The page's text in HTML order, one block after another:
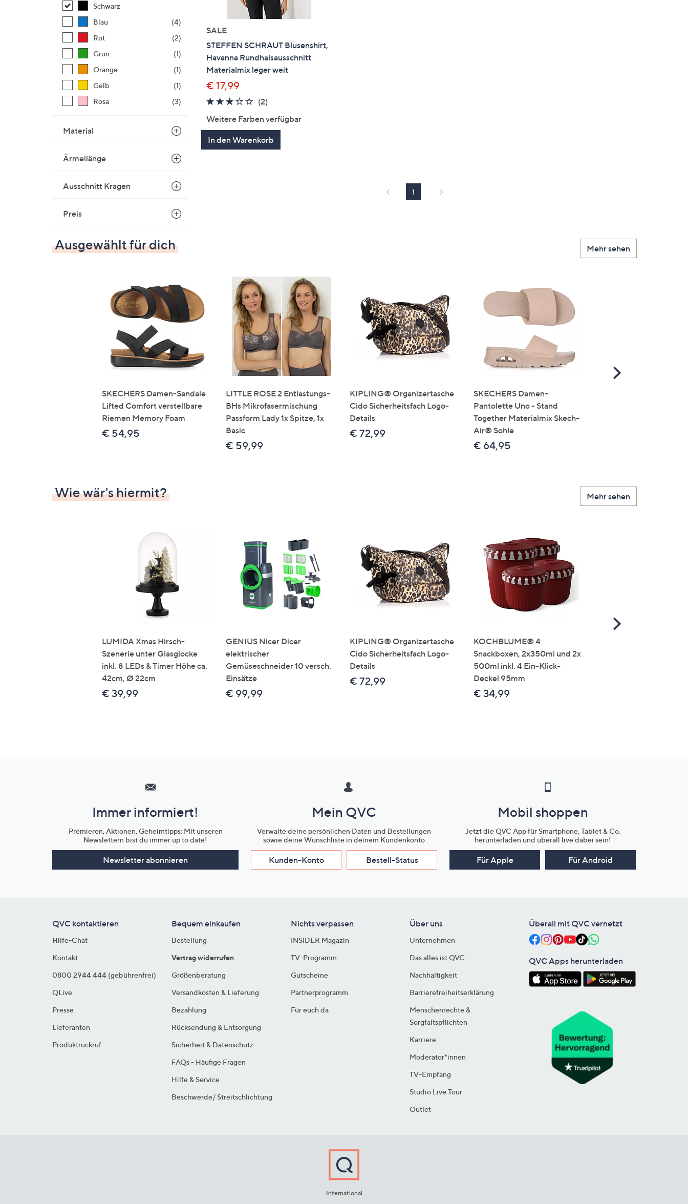
Schwarz
Blau
(4)
Rot
(2)
Grün
(1)
Orange
(1)
Gelb
(1)
Rosa
(3)
Material
Ärmellänge
Ausschnitt Kragen
Preis
SALE
STEFFEN SCHRAUT Blusenshirt,
Havanna Rundhalsausschnitt
Materialmix leger weit
€ 17,99
3.0
(2)2
Weitere Farben verfügbar
In den Warenkorb
1
Ausgewählt für dich Mehr sehen
SKECHERS Damen-Sandale
Lifted Comfort verstellbare
Riemen Memory Foam
€ 54,95
LITTLE ROSE 2 Entlastungs-
BHs Mikrofasermischung
Passform Lady 1x Spitze, 1x
Basic
€ 59,99
KIPLING® Organizertasche
Cido Sicherheitsfach Logo-
Details
€ 72,99
SKECHERS Damen-
Pantolette Uno - Stand
Together Materialmix Skech-
Air® Sohle
€ 64,95
Scroll
Wie wär's hiermit? Mehr sehen
LUMIDA Xmas Hirsch-
Szenerie unter Glasglocke
inkl. 8 LEDs & Timer Höhe ca.
42cm, Ø 22cm
€ 39,99
GENIUS Nicer Dicer
elektrischer
Gemüseschneider 10 versch.
Einsätze
€ 99,99
KIPLING® Organizertasche
Cido Sicherheitsfach Logo-
Details
€ 72,99
KOCHBLUME® 4
Snackboxen, 2x350ml und 2x
500ml inkl. 4 Ein-Klick-
Deckel 95mm
€ 34,99
Scroll
Unternehmensinformationen
Immer informiert!
Premieren, Aktionen, Geheimtipps: Mit unseren
Newslettern bist du immer up to date!
Newsletter abonnieren
Mein QVC
Verwalte deine persönlichen Daten und Bestellungen
sowie deine Wunschliste in deinem Kundenkonto
Kunden-Konto Bestell-Status
Mobil shoppen
Jetzt die QVC App für Smartphone, Tablet & Co.
herunterladen und überall live dabei sein!
Für Apple Für Android
QVC kontaktieren
Hilfe-Chat
Kontakt
0800 2944 444 (gebührenfrei)
QLive
Presse
Lieferanten
Produktrückruf
Bequem einkaufen
Bestellung
Vertrag widerrufen
Größenberatung
Versandkosten & Lieferung
Bezahlung
Rücksendung & Entsorgung
Sicherheit & Datenschutz
FAQs - Häufige Fragen
Hilfe & Service
Beschwerde/ Streitschlichtung
Nichts verpassen
INSIDER Magazin
TV-Programm
Gutscheine
Partnerprogramm
Für euch da
Über uns
Unternehmen
Das alles ist QVC
Nachhaltigkeit
Barrierefreiheitserklärung
Menschenrechte &
Sorgfaltspflichten
Karriere
Moderator*innen
TV-Empfang
Studio Live Tour
Outlet
Überall mit QVC vernetzt
QVC Apps herunterladen
International